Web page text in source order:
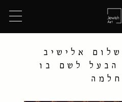
אלישיב
הבעל לשם בו